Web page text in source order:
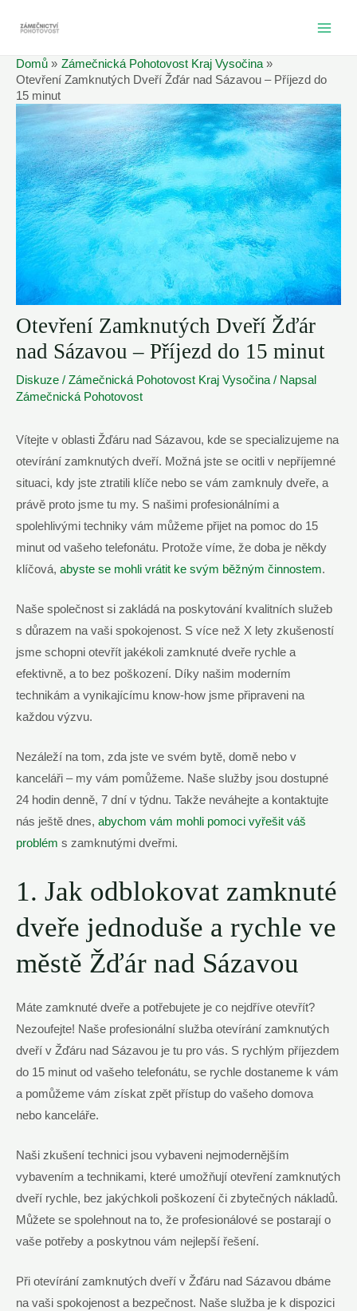
Domů
Zámečnická Pohotovost Kraj Vysočina
Otevření Zamknutých Dveří Žďár nad Sázavou – Příjezd do
15 minut
Otevření Zamknutých Dveří Žďár
nad Sázavou – Příjezd do 15 minut
Diskuze / Zámečnická Pohotovost Kraj Vysočina/ Napsal
Zámečnická Pohotovost
Vítejte v oblasti Žďáru nad Sázavou, kde se specializujeme na
otevírání zamknutých dveří. Možná jste se ocitli v nepříjemné
situaci, kdy jste ztratili klíče nebo se vám zamknuly dveře, a
právě proto jsme tu my. S našimi profesionálními a
spolehlivými techniky vám můžeme přijet na pomoc do 15
minut od vašeho telefonátu. Protože víme, že doba je někdy
klíčová, abyste se mohli vrátit ke svým běžným činnostem.
Naše společnost si zakládá na poskytování kvalitních služeb
s důrazem na vaši spokojenost. S více než X lety zkušeností
jsme schopni otevřít jakékoli zamknuté dveře rychle a
efektivně, a to bez poškození. Díky našim moderním
technikám a vynikajícímu know-how jsme připraveni na
každou výzvu.
Nezáleží na tom, zda jste ve svém bytě, domě nebo v
kanceláři – my vám pomůžeme. Naše služby jsou dostupné
24 hodin denně, 7 dní v týdnu. Takže neváhejte a kontaktujte
nás ještě dnes, abychom vám mohli pomoci vyřešit váš
problém s zamknutými dveřmi.
1. Jak odblokovat zamknuté
dveře jednoduše a rychle ve
městě Žďár nad Sázavou
Máte zamknuté dveře a potřebujete je co nejdříve otevřít?
Nezoufejte! Naše profesionální služba otevírání zamknutých
dveří v Žďáru nad Sázavou je tu pro vás. S rychlým příjezdem
do 15 minut od vašeho telefonátu, se rychle dostaneme k vám
a pomůžeme vám získat zpět přístup do vašeho domova
nebo kanceláře.
Naši zkušení technici jsou vybaveni nejmodernějším
vybavením a technikami, které umožňují otevření zamknutých
dveří rychle, bez jakýchkoli poškození či zbytečných nákladů.
Můžete se spolehnout na to, že profesionálové se postarají o
vaše potřeby a poskytnou vám nejlepší řešení.
Při otevírání zamknutých dveří v Žďáru nad Sázavou dbáme
na vaši spokojenost a bezpečnost. Naše služba je k dispozici